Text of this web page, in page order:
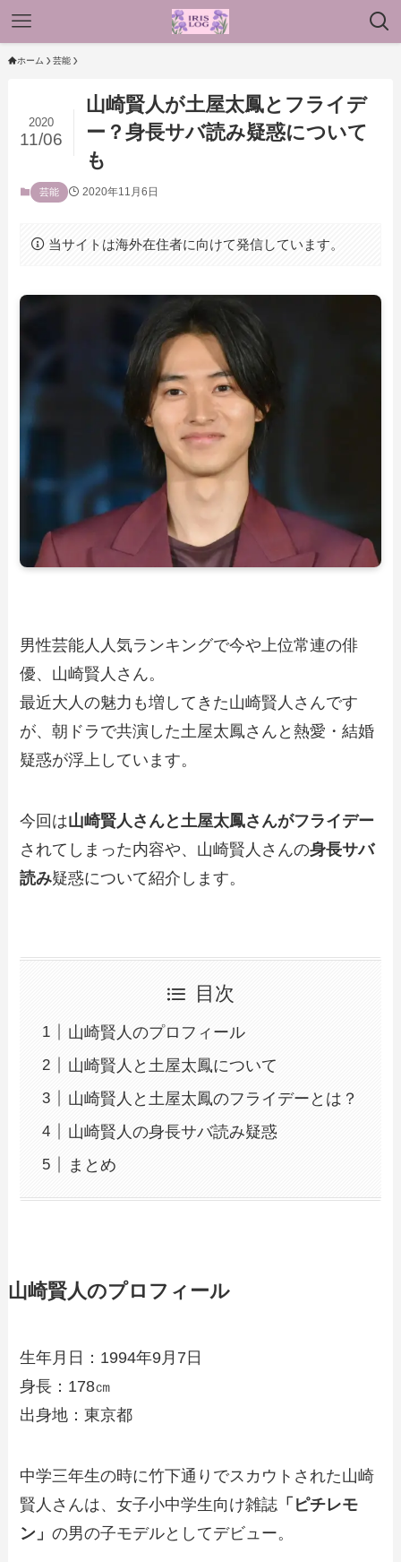
ホーム 芸能
山崎賢人が土屋太鳳とフライデ
ー？身長サバ読み疑惑について
も
2020
11/06
芸能 2020年11月6日
当サイトは海外在住者に向けて発信しています。
男性芸能人人気ランキングで今や上位常連の俳
優、山崎賢人さん。
最近大人の魅力も増してきた山崎賢人さんです
が、朝ドラで共演した土屋太鳳さんと熱愛・結婚
疑惑が浮上しています。
今回は山崎賢人さんと土屋太鳳さんがフライデー
されてしまった内容や、山崎賢人さんの身長サバ
読み疑惑について紹介します。
目次
山崎賢人のプロフィール
山崎賢人と土屋太鳳について
山崎賢人と土屋太鳳のフライデーとは？
山崎賢人の身長サバ読み疑惑
まとめ
山崎賢人のプロフィール
生年月日：1994年9月7日
身長：178㎝
出身地：東京都
中学三年生の時に竹下通りでスカウトされた山崎
賢人さんは、女子小中学生向け雑誌 「ピチレモ
ン」の男の子モデルとしてデビュー。